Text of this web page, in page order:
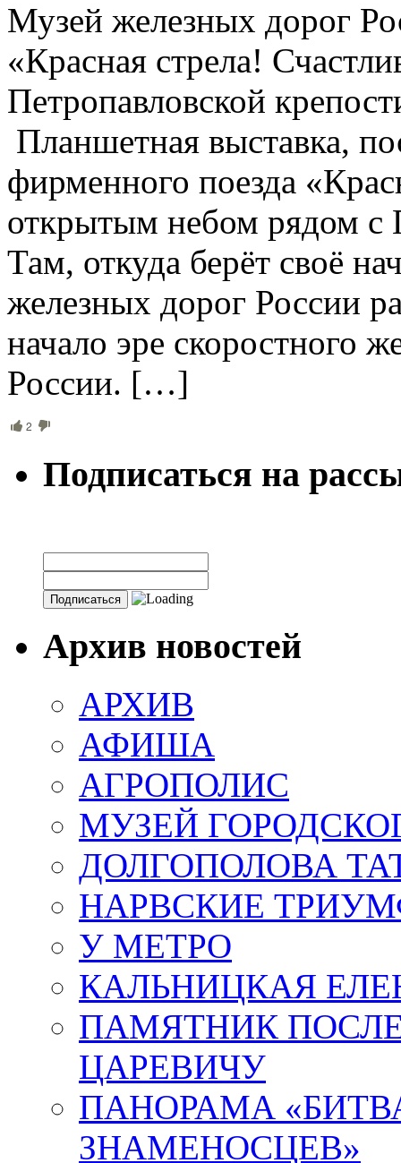
Музей железных дорог
«Красная стрела!
Петропавловской
Планшетная выставка,
фирменного поезда
открытым небом рядом с
Там, откуда берёт своё
железных дорог России
начало эре скоростного
России. […]
2
Подписаться на
Архив новостей
АРХИВ
АФИША
АГРОПОЛИС
МУЗЕЙ
ДОЛГОПОЛОВА
НАРВСКИЕ
У МЕТРО
КАЛЬНИЦКАЯ
ПАМЯТНИК
ЦАРЕВИЧУ
ПАНОРАМА
ЗНАМЕНОСЦЕВ»